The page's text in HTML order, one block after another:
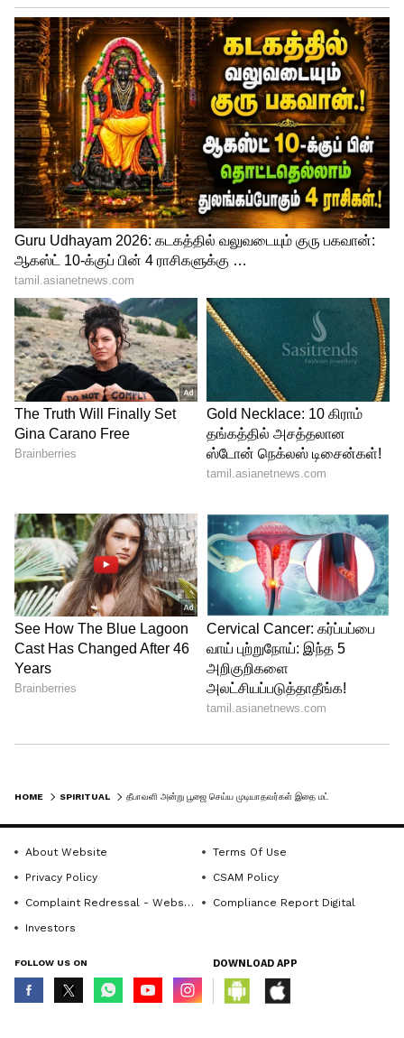
இதற்கு முதலில், மகாலட்சுமியின் திரு
உருவ படத்திற்கு முன்பாக, மகாலட்சுமிக்கு
பிடித்த தாமரைப்பூ, மல்லிப்பூ, போன்ற
வாசனை மிகுந்த மலர்களை வைத்து
அலங்காகாரம் செய்து கொள்ளுங்கள்.
பின்னர், உப்பும், மஞ்சளும் வாங்கி திரு
உருவ படத்திற்கு முன்பாக, வைத்துக்
கொள்ள வேண்டும். பின்னர், பசும்
நெய்யினால் விளக்கு ஏற்றி வைத்துவிட்டு,
108 நாணயங்களால் மகாலட்சுமிக்கு
அர்ச்சனை செய்ய வேண்டும்.
பின்னர், இந்த காயினை ஒரு மஞ்சள்
துணியில் வைத்து முடிச்சு போட்டு பீரோ
போன்ற பண புழக்கம் இருக்கும் இடத்தில்
பசும் பாலில் செய்த பாயாசம் வைக்கலாம்.
இந்த நாணயத்தை வைத்து, வாரம் தோறும்
வரக்கூடிய வெள்ளிக்கிழமை அன்று கூட,
மகாலட்சுமி தாய்க்கு அர்ச்சனை செய்வது
நம்முடைய பண கஷ்டத்தை தீர்க்கும்.
HOME SPIRITUAL
About Website
Terms Of Use
Privacy Policy
CSAM Policy
Complaint Redressal - Website
Compliance Report Digital
Investors
FOLLOW US ON DOWNLOAD APP